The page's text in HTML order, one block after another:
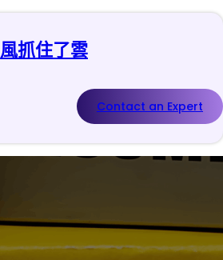
風抓住了雲
Contact an Expert